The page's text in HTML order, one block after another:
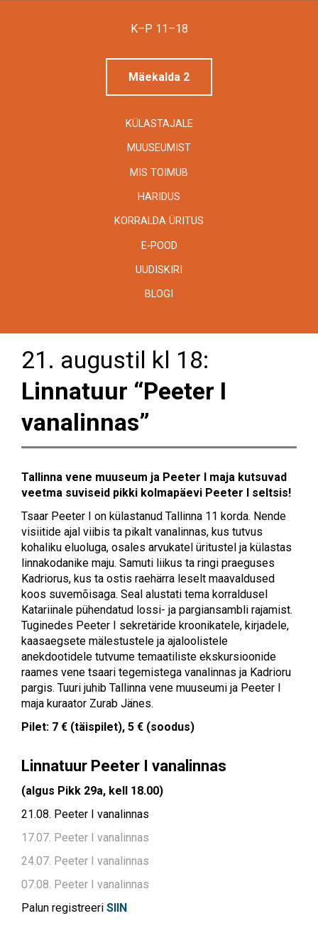
K–P 11–18
Mäekalda 2
KÜLASTAJALE
MUUSEUMIST
MIS TOIMUB
HARIDUS
KORRALDA ÜRITUS
E-POOD
UUDISKIRI
BLOGI
21. augustil kl 18:
Linnatuur “Peeter I
vanalinnas”
Tallinna vene muuseum ja Peeter I maja kutsuvad
veetma suviseid pikki kolmapäevi Peeter I seltsis!
Tsaar Peeter I on külastanud Tallinna 11 korda. Nende
visiitide ajal viibis ta pikalt vanalinnas, kus tutvus
kohaliku eluoluga, osales arvukatel üritustel ja külastas
linnakodanike maju. Samuti liikus ta ringi praeguses
Kadriorus, kus ta ostis raehärra leselt maavaldused
koos suvemõisaga. Seal alustati tema korraldusel
Katariinale pühendatud lossi- ja pargiansambli rajamist.
Tuginedes Peeter I sekretäride kroonikatele, kirjadele,
kaasaegsete mälestustele ja ajaloolistele
anekdootidele tutvume temaatiliste ekskursioonide
raames vene tsaari tegemistega vanalinnas ja Kadrioru
pargis. Tuuri juhib Tallinna vene muuseumi ja Peeter I
maja kuraator Zurab Jänes.
Pilet: 7 € (täispilet), 5 € (soodus)
Linnatuur Peeter I vanalinnas
(algus Pikk 29a, kell 18.00)
21.08. Peeter I vanalinnas
17.07. Peeter I vanalinnas
24.07. Peeter I vanalinnas
07.08. Peeter I vanalinnas
Palun registreeri SIIN